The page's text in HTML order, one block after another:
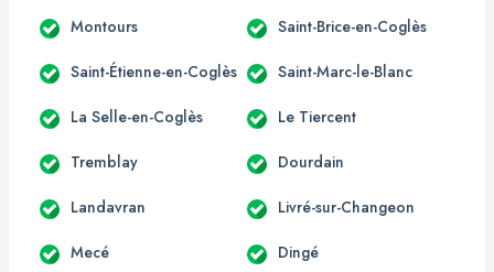
Montours Saint-Brice-en-Coglès
Saint-Étienne-en-Coglès Saint-Marc-le-Blanc
La Selle-en-Coglès Le Tiercent
Tremblay Dourdain
Landavran Livré-sur-Changeon
Mecé Dingé